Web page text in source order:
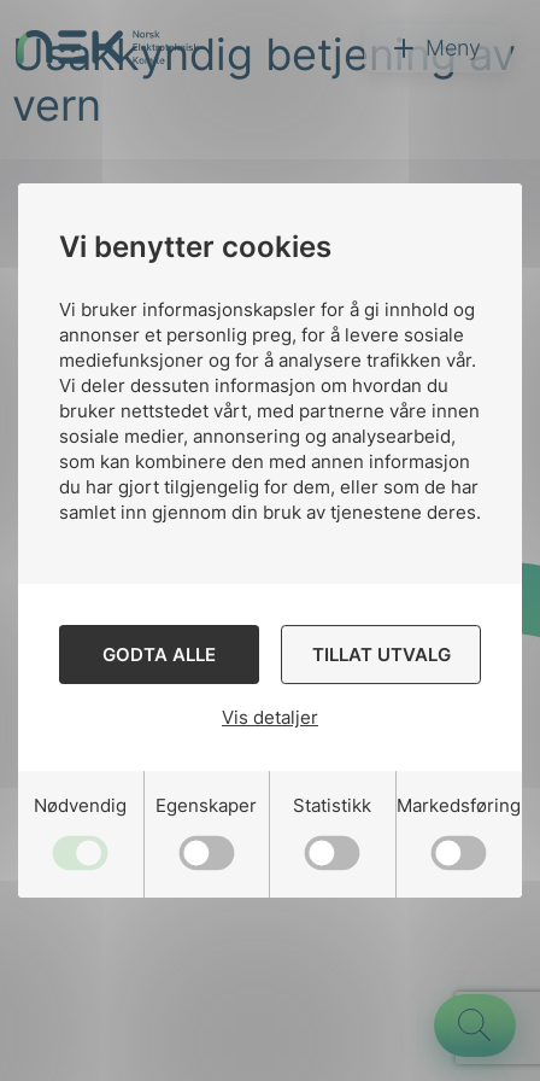
Vi benytter cookies
Vi bruker informasjonskapsler for å gi innhold og
annonser et personlig preg, for å levere sosiale
mediefunksjoner og for å analysere trafikken vår.
Vi deler dessuten informasjon om hvordan du
bruker nettstedet vårt, med partnerne våre innen
sosiale medier, annonsering og analysearbeid,
som kan kombinere den med annen informasjon
du har gjort tilgjengelig for dem, eller som de har
samlet inn gjennom din bruk av tjenestene deres.
GODTA ALLE TILLAT UTVALG
Vis detaljer
Nødvendig Egenskaper Statistikk Markedsføring
til
innhold
NEK Meny
Søk
Usakkyndig betjening av
vern
Kontakt oss
Ansatte
nek@nek.no
Kontakt
Bruk av Cookies
Designed and developed
Stem Agency
toppen